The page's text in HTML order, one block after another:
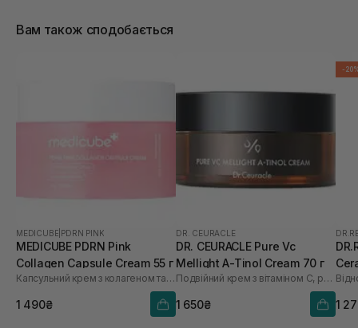
Вам також сподобається
MEDICUBE PDRN PINK
MEDICUBE PDRN Pink
Collagen Capsule Cream 55 г
Капсульний крем з колагеном та полінуклеотидами
1 490₴
DR. CEURACLE
DR. CEURACLE Pure Vc
Mellight A-Tinol Cream 70 г
Подвійний крем з вітаміном С, ретинолом і керамідами
1 650₴
-
мл
1